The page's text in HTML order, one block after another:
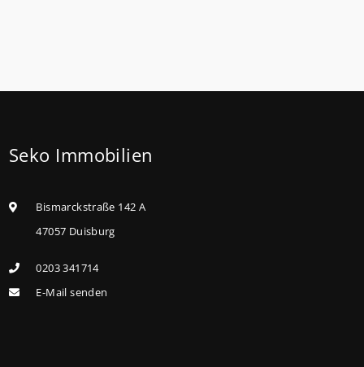
Seko Immobilien
Bismarckstraße 142 A
47057 Duisburg
0203 341714
E-Mail senden